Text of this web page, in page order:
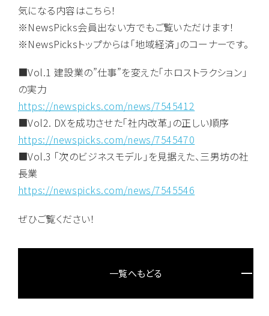
気になる内容はこちら！
※NewsPicks会員出ない方でもご覧いただけます！
※NewsPicksトップからは「地域経済」のコーナーです。
■Vol.1 建設業の”仕事”を変えた「ホロストラクション」
の実力
https://newspicks.com/news/7545412
■Vol2. DXを成功させた「社内改革」の正しい順序
https://newspicks.com/news/7545470
■Vol.3 「次のビジネスモデル」を見据えた、三男坊の社
長業
https://newspicks.com/news/7545546
ぜひご覧ください！
一覧へもどる